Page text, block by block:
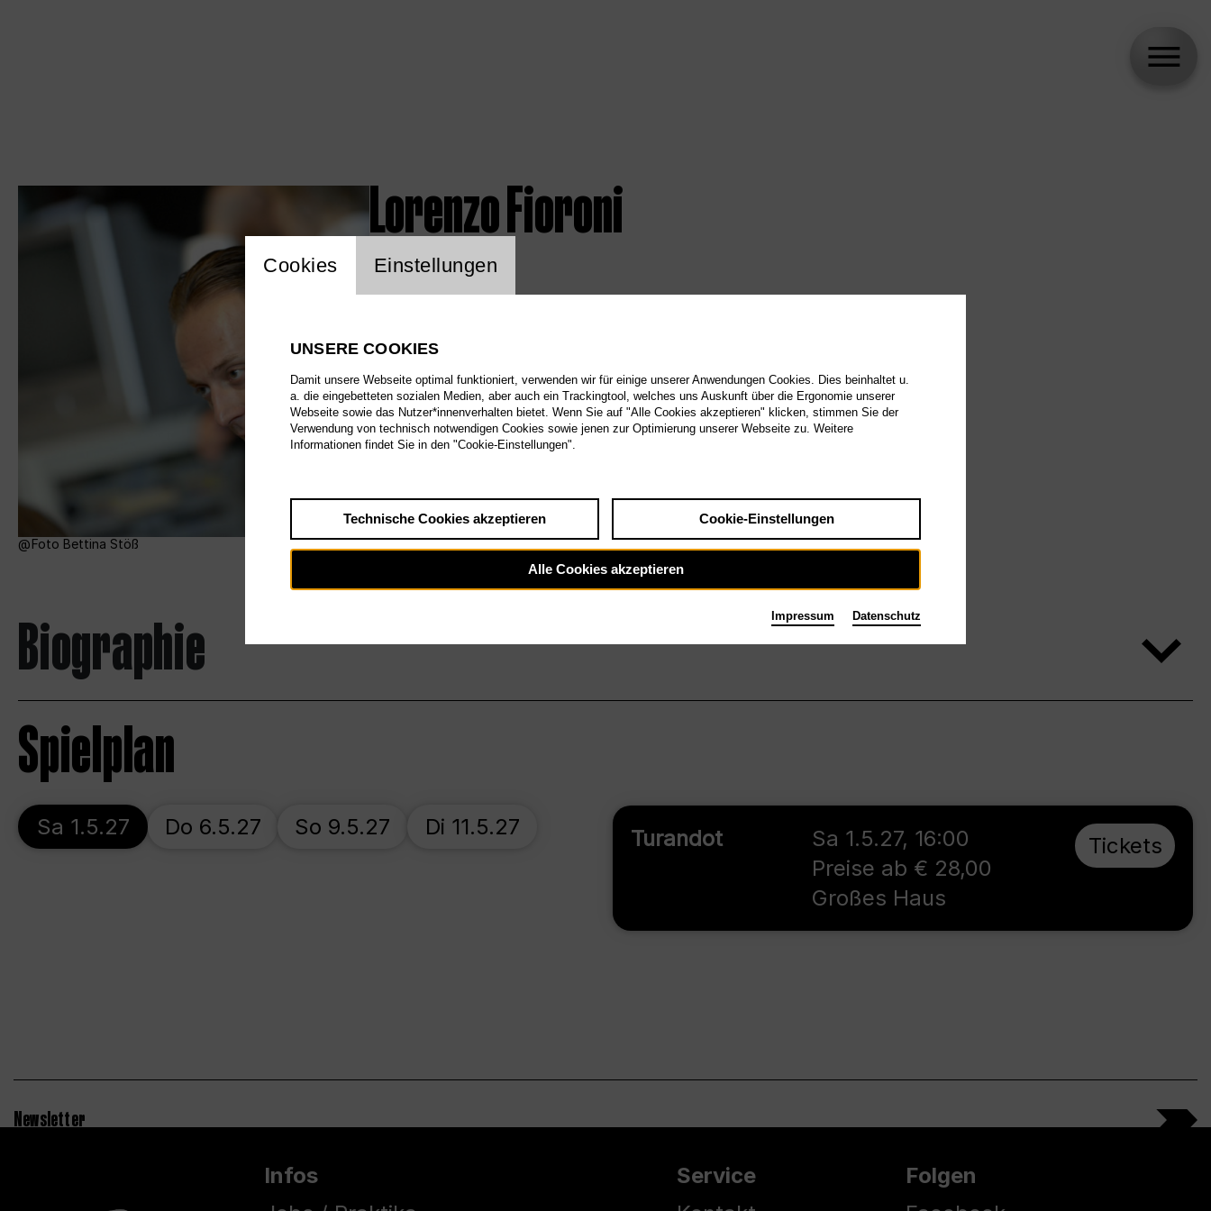
Foto Bettina Stöß
Lorenzo Fioroni
Biographie
Spielplan
Turandot Sa 1.5.27, 16:00
Preise ab € 28,00
Großes Haus
Tickets
Sa 1.5.27 Do 6.5.27 So 9.5.27 Di 11.5.27
Newsletter
Infos
Service
Folgen
Einstellung Website Cookie
Cookies Einstellungen
UNSERE COOKIES
Damit unsere Webseite optimal funktioniert, verwenden wir für einige unserer Anwendungen Cookies. Dies beinhaltet u.
a. die eingebetteten sozialen Medien, aber auch ein Trackingtool, welches uns Auskunft über die Ergonomie unserer
Webseite sowie das Nutzer*innenverhalten bietet. Wenn Sie auf "Alle Cookies akzeptieren" klicken, stimmen Sie der
Verwendung von technisch notwendigen Cookies sowie jenen zur Optimierung unserer Webseite zu. Weitere
Informationen findet Sie in den "Cookie-Einstellungen".
Technische Cookies akzeptieren Cookie-Einstellungen
Alle Cookies akzeptieren
Impressum Datenschutz